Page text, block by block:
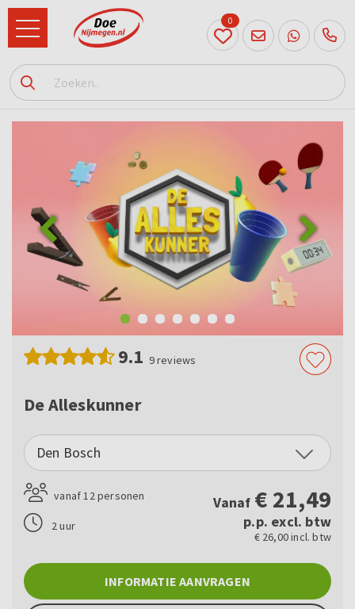
024
204
0
9.1 9reviews
De Alleskunner
Den Bosch
vanaf 12 personen
2 uur
Vanaf € 21,49
p.p. excl. btw
€ 26,00 incl. btw
INFORMATIE AANVRAGEN